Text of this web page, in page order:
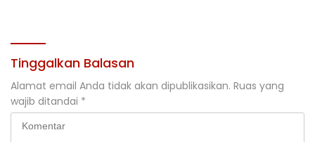
Tinggalkan Balasan
Alamat email Anda tidak akan dipublikasikan. Ruas yang
wajib ditandai *